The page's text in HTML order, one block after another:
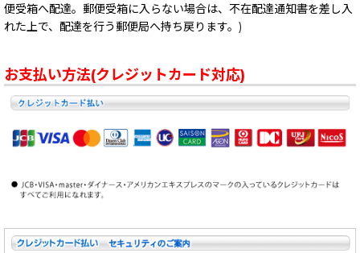
便受箱へ配達。郵便受箱に入らない場合は、不在配達通知書を差し入
れた上で、配達を行う郵便局へ持ち戻ります。)
お支払い方法(クレジットカード対応)